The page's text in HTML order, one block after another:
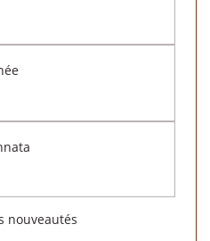
nouveautés